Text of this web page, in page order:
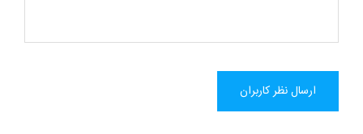
ارسال نظر کاربران